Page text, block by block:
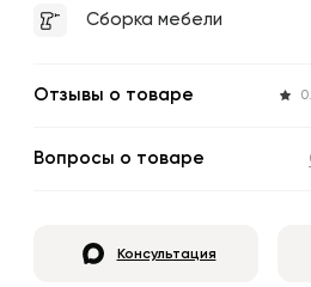
Сборка мебели
Отзывы о товаре
Вопросы о товаре
Консультация